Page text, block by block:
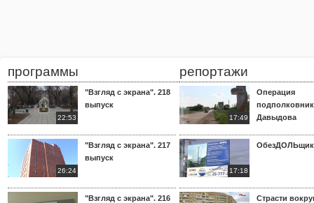
программы
22:53
"Взгляд с экрана". 218
выпуск
26:24
"Взгляд с экрана". 217
выпуск
"Взгляд с экрана". 216
репортажи
17:49
Операция
Давыдова
17:18
Страсти